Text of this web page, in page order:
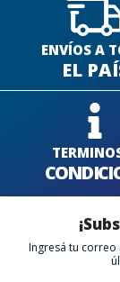
ENVÍOS A
EL
Ingresá tu